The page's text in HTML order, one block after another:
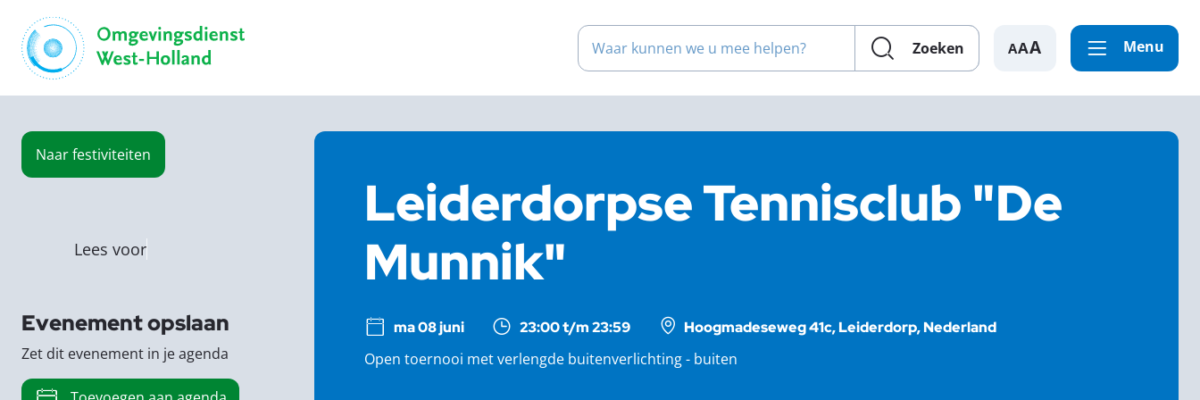
Waar kunnen we u mee helpen?
Zoeken A Menu
Naarfestiviteiten
Leiderdorpse Tennisclub "De
Munnik"
ma 08 juni 23:00 t/m 23:59
Hoogmadeseweg 41c, Leiderdorp, Nederland
Open toernooi met verlengde buitenverlichting - buiten
Lees voor
Evenement opslaan
Zet dit evenement in je agenda